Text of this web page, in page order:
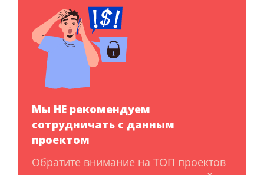
Мы НЕ рекомендуем
сотрудничать с данным
проектом
Обратите внимание на ТОП проектов